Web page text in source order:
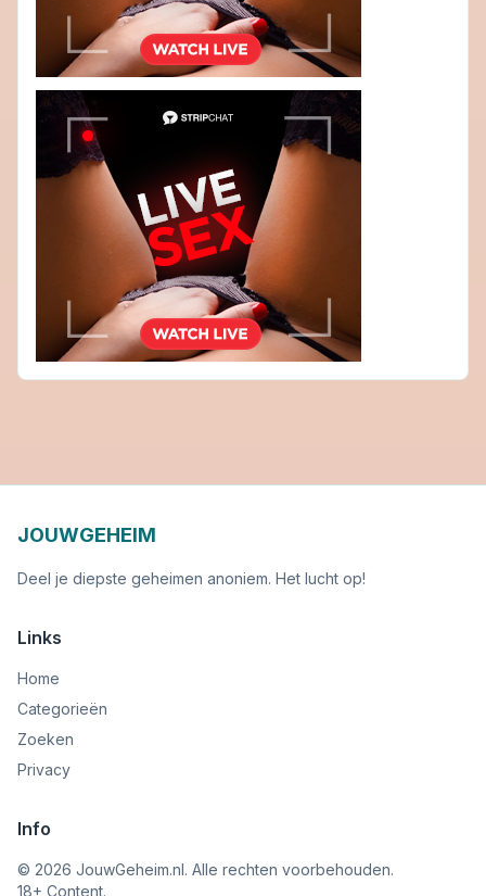
JOUWGEHEIM
Deel je diepste geheimen anoniem. Het lucht op!
Links
Home
Categorieën
Zoeken
Privacy
Info
© 2026 JouwGeheim.nl. Alle rechten voorbehouden.
18+ Content.